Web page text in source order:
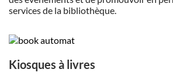
services de la bibliothèque.
Kiosques à livres